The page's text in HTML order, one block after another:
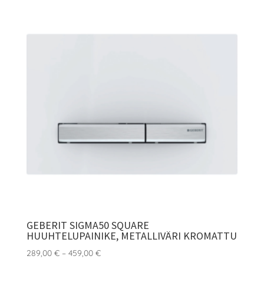
GEBERIT SIGMA50 SQUARE
HUUHTELUPAINIKE, METALLIVÄRI KROMATTU
289,00 € – 459,00 €Hintaluokka: